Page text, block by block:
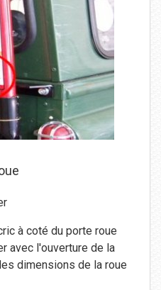
à coté du porte roue
avec l'ouverture de la
dimensions de la roue